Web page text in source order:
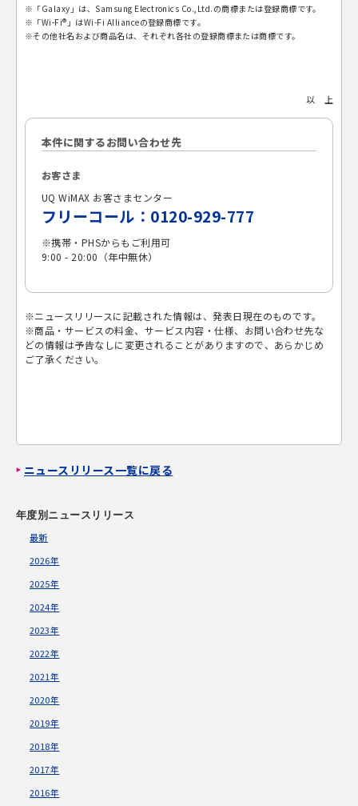
※「Galaxy」は、Samsung Electronics Co.,Ltd.の商標または登録商標です。
※「Wi-Fi®」はWi-Fi Allianceの登録商標です。
※その他社名および商品名は、それぞれ各社の登録商標または商標です。
以 上
本件に関するお問い合わせ先
お客さま
UQ WiMAX お客さまセンター
フリーコール：0120-929-777
※携帯・PHSからもご利用可
9:00 - 20:00（年中無休）
※ニュースリリースに記載された情報は、発表日現在のものです。
※商品・サービスの料金、サービス内容・仕様、お問い合わせ先な
どの情報は予告なしに変更されることがありますので、あらかじめ
ご了承ください。
ニュースリリース一覧に戻る
年度別ニュースリリース
最新
2026年
2025年
2024年
2023年
2022年
2021年
2020年
2019年
2018年
2017年
2016年